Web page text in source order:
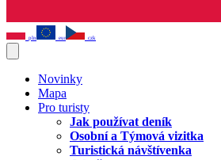
pln eur czk
Novinky
Mapa
Pro turisty
Jak používat deník
Osobní a Týmová vizitka
Turistická návštívenka